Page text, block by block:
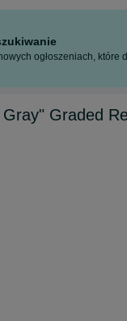
ogłoszeniach, które
Graded